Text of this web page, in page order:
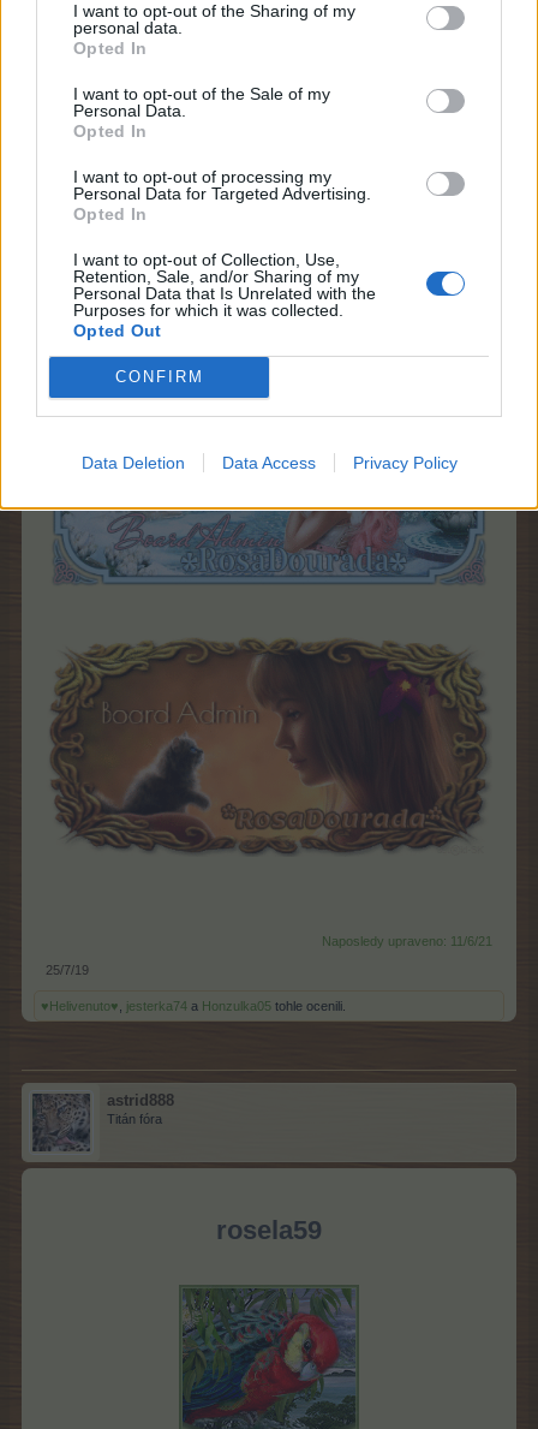
I want to opt-out of the Sharing of my
personal data.
Opted In
I want to opt-out of the Sale of my
Personal Data.
Opted In
I want to opt-out of processing my
Personal Data for Targeted Advertising.
Opted In
I want to opt-out of Collection, Use,
Retention, Sale, and/or Sharing of my
Personal Data that Is Unrelated with the
Purposes for which it was collected.
Opted Out
CONFIRM
Data Deletion Data Access Privacy Policy
Naposledy upraveno: 11/6/21
25/7/19
♥Helivenuto♥ jesterka74 a Honzulka05 tohle ocenili.
astrid888
Titán fóra
rosela59